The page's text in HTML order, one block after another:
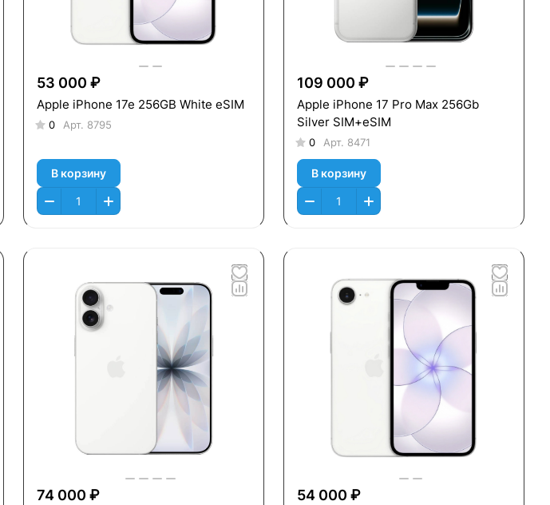
53 000 ₽
Apple iPhone 17e 256GB White eSIM
0 Арт. 8795
В корзину
109 000 ₽
Apple iPhone 17 Pro Max 256Gb
Silver SIM+eSIM
0 Арт. 8471
В корзину
74 000 ₽ 54 000 ₽